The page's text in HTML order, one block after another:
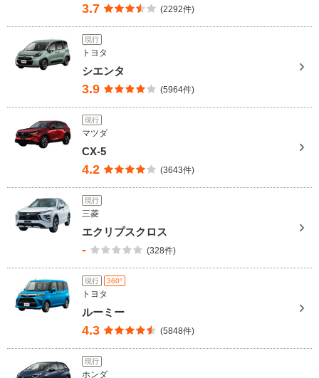
3.7 (2292件)
現行
トヨタ
シエンタ
3.9 (5964件)
現行
マツダ
CX-5
4.2 (3643件)
現行
三菱
エクリプスクロス
- (328件)
現行 360°
トヨタ
ルーミー
4.3 (5848件)
現行
ホンダ